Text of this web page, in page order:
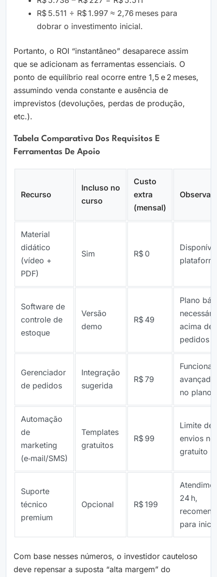
R$ 5.511 ÷ R$ 1.997 ≈ 2,76 meses para
dobrar o investimento inicial.
Portanto, o ROI “instantâneo” desaparece assim
que se adicionam as ferramentas essenciais. O
ponto de equilíbrio real ocorre entre 1,5 e 2 meses,
assumindo venda constante e ausência de
imprevistos (devoluções, perdas de produção,
etc.).
Tabela Comparativa Dos Requisitos E
Ferramentas De Apoio
Recurso
Incluso no
curso
Custo
extra
(mensal)
Material
didático
(vídeo +
PDF)
Sim R$ 0
Software de
controle de
estoque
Versão
demo
R$ 49
Plano
acima de
pedidos
Gerenciador
de pedidos
Integração
sugerida
R$ 79
no plano
Automação
de
marketing
(e‑mail/SMS)
Templates
gratuitos
R$ 99
Limite de
envios
gratuito
Suporte
técnico
premium
Opcional R$ 199
24 h,
para
Com base nesses números, o investidor cauteloso
deve repensar a suposta “alta margem” do